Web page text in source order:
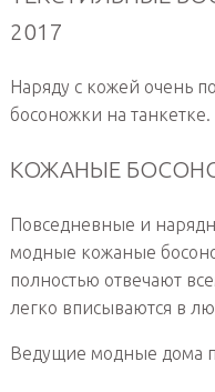
2017
Наряду с кожей очень
босоножки на танкетке.
КОЖАНЫЕ
Повседневные и
модные кожаные
полностью отвечают
легко вписываются в
Ведущие модные дома